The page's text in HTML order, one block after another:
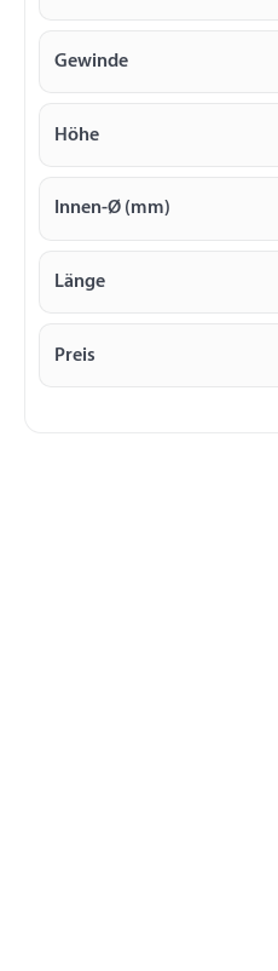
Gewinde
Höhe
Innen-Ø (mm)
Länge
Preis